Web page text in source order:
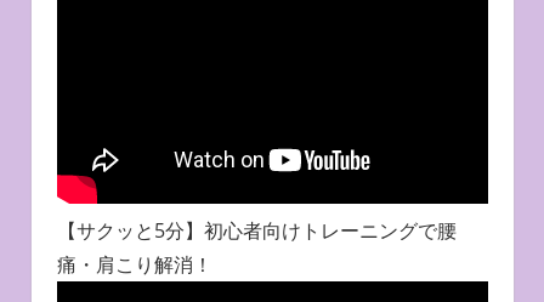
【サクッと5分】初心者向けトレーニングで腰
痛・肩こり解消！